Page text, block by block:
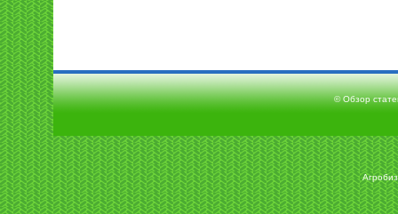
© Обзор